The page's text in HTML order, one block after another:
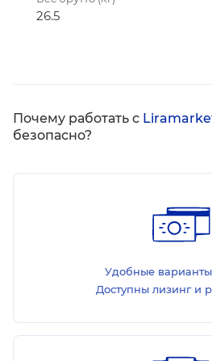
26.5
Почему работать с
безопасно?
Удобные
Доступны лизинг и